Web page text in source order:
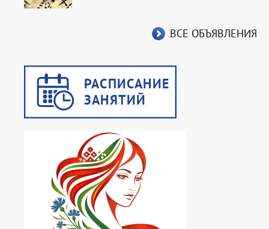
ВСЕ ОБЪЯВЛЕНИЯ